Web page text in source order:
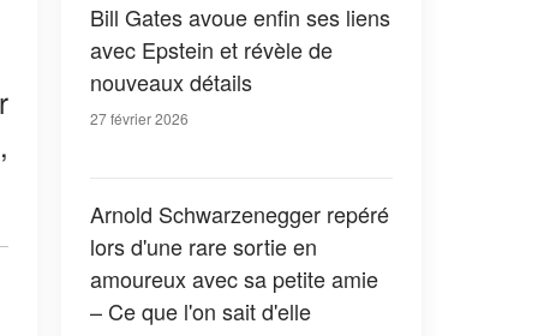
Bill Gates avoue enfin ses liens
avec Epstein et révèle de
nouveaux détails
27 février 2026
Arnold Schwarzenegger repéré
lors d'une rare sortie en
amoureux avec sa petite amie
– Ce que l'on sait d'elle